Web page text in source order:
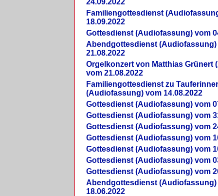
24.09.2022
Familiengottesdienst
18.09.2022
Gottesdienst (Audiofassung) vom
Abendgottesdienst (Audiofassung)
21.08.2022
Orgelkonzert von Matthias Grünert
vom 21.08.2022
Familiengottesdienst zu
(Audiofassung) vom 14.08.2022
Gottesdienst (Audiofassung) vom
Gottesdienst (Audiofassung) vom
Gottesdienst (Audiofassung) vom
Gottesdienst (Audiofassung) vom
Gottesdienst (Audiofassung) vom
Gottesdienst (Audiofassung) vom
Gottesdienst (Audiofassung) vom
Abendgottesdienst (Audiofassung)
18.06.2022